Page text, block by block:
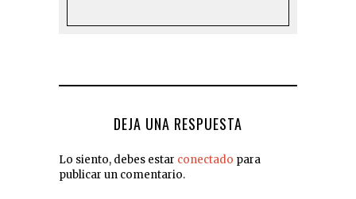
DEJA UNA RESPUESTA
Lo siento, debes estar conectado para
publicar un comentario.